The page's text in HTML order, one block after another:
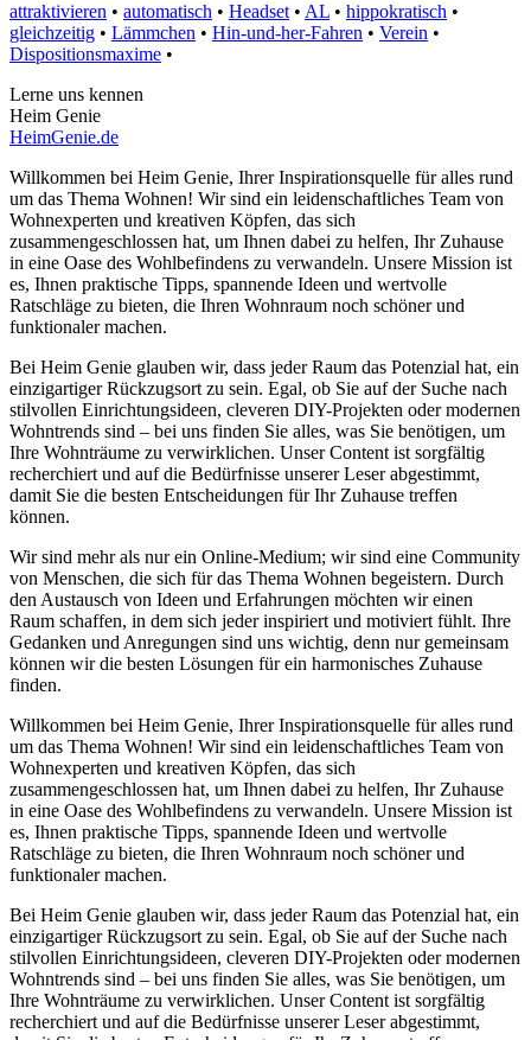
attraktivieren • automatisch • Headset • AL • hippokratisch •
gleichzeitig • Lämmchen • Hin-und-her-Fahren • Verein •
Dispositionsmaxime •
Lerne uns kennen
Heim Genie
HeimGenie.de
Willkommen bei Heim Genie, Ihrer Inspirationsquelle für alles rund
um das Thema Wohnen! Wir sind ein leidenschaftliches Team von
Wohnexperten und kreativen Köpfen, das sich
zusammengeschlossen hat, um Ihnen dabei zu helfen, Ihr Zuhause
in eine Oase des Wohlbefindens zu verwandeln. Unsere Mission ist
es, Ihnen praktische Tipps, spannende Ideen und wertvolle
Ratschläge zu bieten, die Ihren Wohnraum noch schöner und
funktionaler machen.
Bei Heim Genie glauben wir, dass jeder Raum das Potenzial hat, ein
einzigartiger Rückzugsort zu sein. Egal, ob Sie auf der Suche nach
stilvollen Einrichtungsideen, cleveren DIY-Projekten oder modernen
Wohntrends sind – bei uns finden Sie alles, was Sie benötigen, um
Ihre Wohnträume zu verwirklichen. Unser Content ist sorgfältig
recherchiert und auf die Bedürfnisse unserer Leser abgestimmt,
damit Sie die besten Entscheidungen für Ihr Zuhause treffen
können.
Wir sind mehr als nur ein Online-Medium; wir sind eine Community
von Menschen, die sich für das Thema Wohnen begeistern. Durch
den Austausch von Ideen und Erfahrungen möchten wir einen
Raum schaffen, in dem sich jeder inspiriert und motiviert fühlt. Ihre
Gedanken und Anregungen sind uns wichtig, denn nur gemeinsam
können wir die besten Lösungen für ein harmonisches Zuhause
finden.
Willkommen bei Heim Genie, Ihrer Inspirationsquelle für alles rund
um das Thema Wohnen! Wir sind ein leidenschaftliches Team von
Wohnexperten und kreativen Köpfen, das sich
zusammengeschlossen hat, um Ihnen dabei zu helfen, Ihr Zuhause
in eine Oase des Wohlbefindens zu verwandeln. Unsere Mission ist
es, Ihnen praktische Tipps, spannende Ideen und wertvolle
Ratschläge zu bieten, die Ihren Wohnraum noch schöner und
funktionaler machen.
Bei Heim Genie glauben wir, dass jeder Raum das Potenzial hat, ein
einzigartiger Rückzugsort zu sein. Egal, ob Sie auf der Suche nach
stilvollen Einrichtungsideen, cleveren DIY-Projekten oder modernen
Wohntrends sind – bei uns finden Sie alles, was Sie benötigen, um
Ihre Wohnträume zu verwirklichen. Unser Content ist sorgfältig
recherchiert und auf die Bedürfnisse unserer Leser abgestimmt,